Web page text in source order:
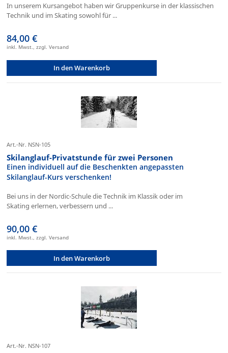
In unserem Kursangebot haben wir Gruppenkurse in der klassischen
Technik und im Skating sowohl für ...
84,00 €
inkl. Mwst., zzgl. Versand
In den Warenkorb
Art.-Nr. NSN-105
Skilanglauf-Privatstunde für zwei Personen
Einen individuell auf die Beschenkten angepassten
Skilanglauf-Kurs verschenken!
Bei uns in der Nordic-Schule die Technik im Klassik oder im
Skating erlernen, verbessern und ...
90,00 €
inkl. Mwst., zzgl. Versand
In den Warenkorb
Art.-Nr. NSN-107